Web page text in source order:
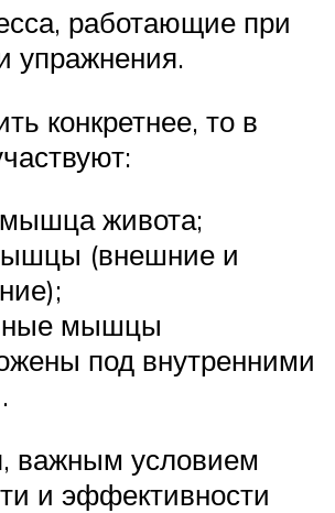
работающие при
упражнения.
конкретнее, то в
живота;
(внешние и
мышцы
под внутренними
важным условием
и эффективности